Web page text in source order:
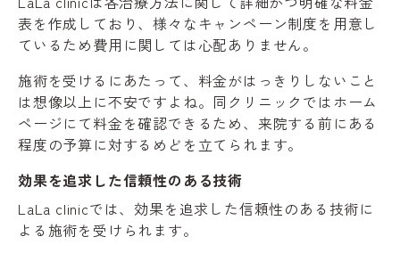
表を作成しており、様々なキャンペーン制度を用意し
ているため費用に関しては心配ありません。
施術を受けるにあたって、料金がはっきりしないこと
は想像以上に不安ですよね。同クリニックではホーム
ページにて料金を確認できるため、来院する前にある
程度の予算に対するめどを立てられます。
効果を追求した信頼性のある技術
LaLa clinicでは、効果を追求した信頼性のある技術に
よる施術を受けられます。